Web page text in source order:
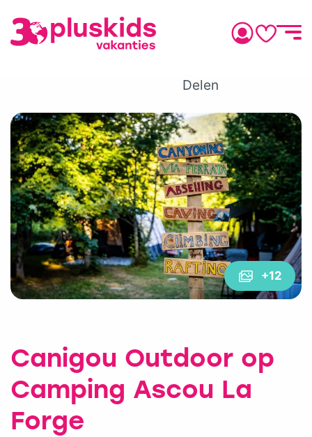
Delen
+12
Canigou Outdoor op
Camping Ascou La
Forge